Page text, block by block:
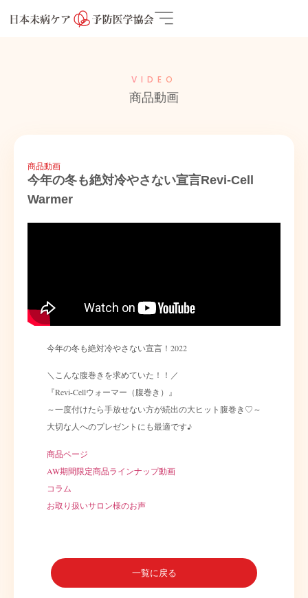
VIDEO
商品動画
商品動画
今年の冬も絶対冷やさない宣言Revi-Cell
Warmer
今年の冬も絶対冷やさない宣言！2022
＼こんな腹巻きを求めていた！！／
『Revi-Cellウォーマー（腹巻き）』
～一度付けたら手放せない方が続出の大ヒット腹巻き♡～
大切な人へのプレゼントにも最適です♪
商品ページ
AW期間限定商品ラインナップ動画
コラム
お取り扱いサロン様のお声
一覧に戻る